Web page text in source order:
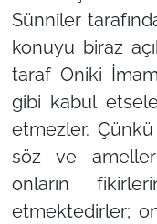
Sünnîler
konuyu biraz
taraf Oniki
gibi kabul
etmezler.
söz ve
onların
etmektedirler;